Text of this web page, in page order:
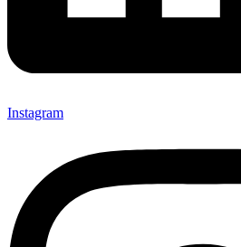
Instagram